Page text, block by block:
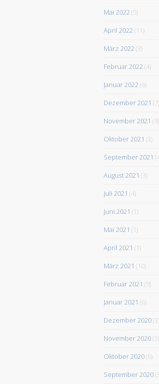
Mai 2022 (5)
April 2022 (11)
März 2022 (3)
Februar 2022 (4)
Januar 2022 (6)
Dezember 2021 (7)
November 2021 (9)
Oktober 2021 (3)
September 2021
August 2021 (3)
Juli 2021 (4)
Juni 2021 (1)
Mai 2021 (1)
April 2021 (1)
März 2021 (10)
Februar 2021 (9)
Januar 2021 (6)
Dezember 2020(3)
November 2020(3)
Oktober 2020(6)
September 2020